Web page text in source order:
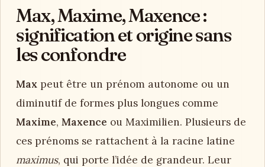
Max, Maxime, Maxence :
signification et origine sans
les confondre
Max peut être un prénom autonome ou un
diminutif de formes plus longues comme
Maxime, Maxence ou Maximilien. Plusieurs de
ces prénoms se rattachent à la racine latine
maximus, qui porte l’idée de grandeur. Leur